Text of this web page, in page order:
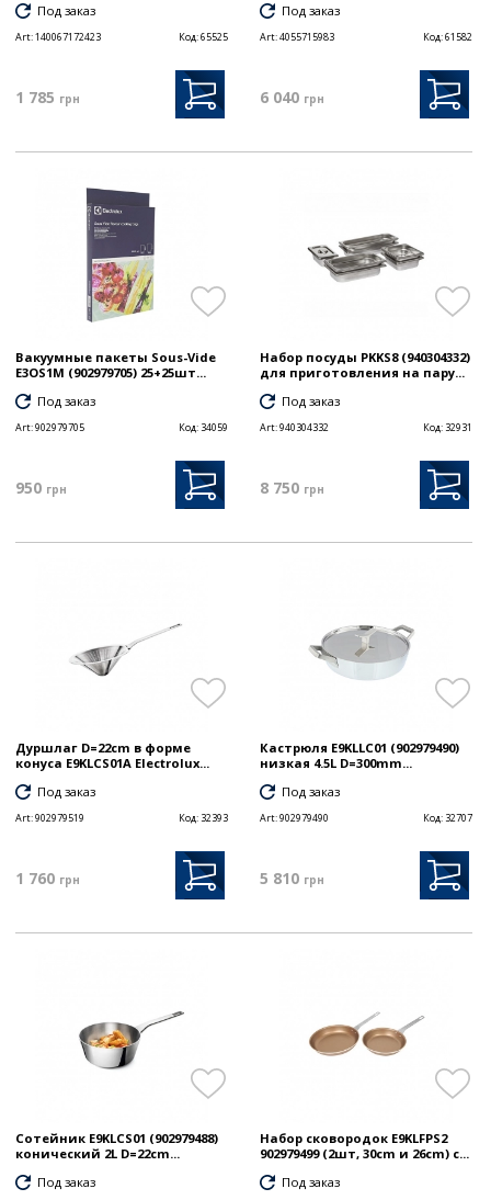
Под заказ
Art:140067172423 Код:65525
1 785 грн
Под заказ
Art:4055715983 Код:61582
6 040 грн
Вакуумные пакеты Sous-Vide
E3OS1M (902979705) 25+25шт...
Под заказ
Art:902979705 Код: 34059
950 грн
Набор посуды PKKS8 (940304332)
для приготовления на пару...
Под заказ
Art:940304332 Код: 32931
8 750 грн
Дуршлаг D=22cm в форме
конуса E9KLCS01A Electrolux...
Под заказ
Art:902979519 Код: 32393
1 760 грн
Кастрюля E9KLLC01 (902979490)
низкая 4.5L D=300mm...
Под заказ
Art:902979490 Код: 32707
5 810 грн
Сотейник E9KLCS01 (902979488)
конический 2L D=22cm...
Под заказ
Набор сковородок E9KLFPS2
902979499 (2шт, 30cm и 26cm) с...
Под заказ